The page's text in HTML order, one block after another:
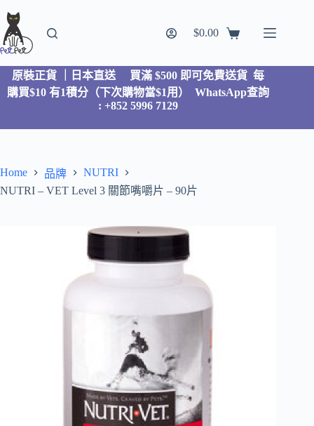
$0.00
原裝正貨 ｜日本直送
買滿 $500 即可免費送貨 每
購買$10 有1積分（下次購物當$1用）WhatsApp查詢
: +852 5996 7129
Home 品牌
NUTRI
NUTRI – VET Level 3 關節嘴嚼片 – 90片